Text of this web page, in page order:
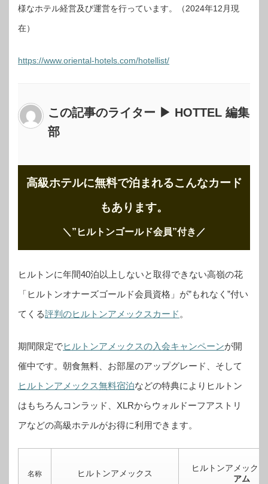
様なホテル経営及び運営を行っています。（2024年12月現
在）
https://www.oriental-hotels.com/hotellist/
この記事のライター ▶ HOTTEL 編集
部
高級ホテルに無料で泊まれるこんなカード
もあります。
＼”ヒルトンゴールド会員”付き ／
ヒルトンに年間40泊以上しないと取得できない高嶺の花
「ヒルトンオナーズゴールド会員資格」が”もれなく”付い
てくる評判のヒルトンアメックスカード 。
期間限定でヒルトンアメックスの入会キャンペーンが開
催中です。 朝食無料、お部屋のアップグレード、そして
ヒルトンアメックス無料宿泊などの特典によりヒルトン
はもちろんコンラッド、XLRからウォルドーフアストリ
アなどの高級ホテルがお得に利用できます。
名称 ヒルトンアメックス
ヒルトンアメックス
アム